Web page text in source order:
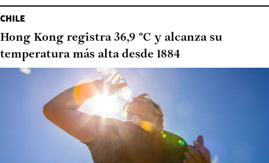
CHILE
Hong Kong registra 36,9 °C y alcanza su
temperatura más alta desde 1884